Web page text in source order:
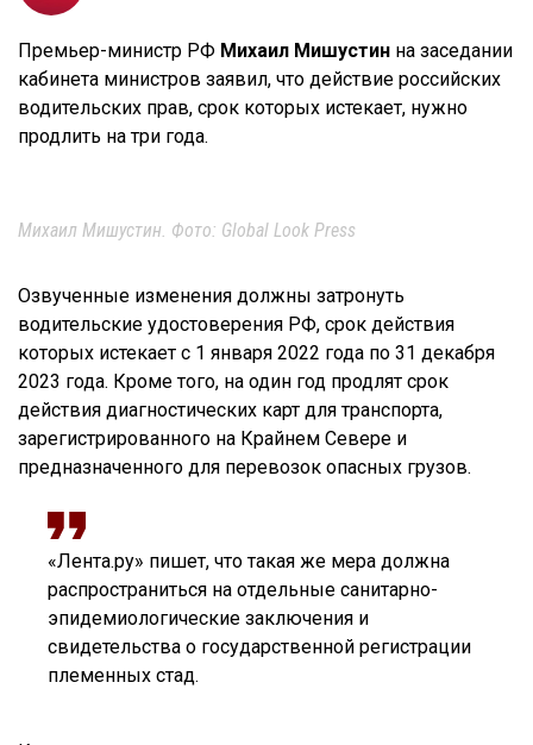
Премьер-министр РФ Михаил Мишустин на заседании
кабинета министров заявил, что действие российских
водительских прав, срок которых истекает, нужно
продлить на три года.
Михаил Мишустин. Фото: Global Look Press
Озвученные изменения должны затронуть
водительские удостоверения РФ, срок действия
которых истекает с 1 января 2022 года по 31 декабря
2023 года. Кроме того, на один год продлят срок
действия диагностических карт для транспорта,
зарегистрированного на Крайнем Севере и
предназначенного для перевозок опасных грузов.
«Лента.ру» пишет, что такая же мера должна
распространиться на отдельные санитарно-
эпидемиологические заключения и
свидетельства о государственной регистрации
племенных стад.